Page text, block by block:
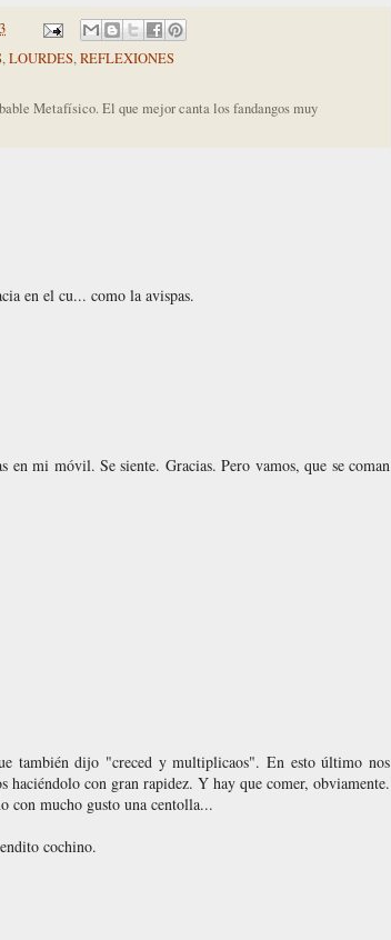
,LOURDES,REFLEXIONES
Metafísico. El que mejor canta los fandangos muy
en el cu... como la avispas.
en mi móvil. Se siente. Gracias. Pero vamos, que se coman
también dijo "creced y multiplicaos". En esto último nos
con gran rapidez. Y hay que comer, obviamente.
con mucho gusto una centolla...
cochino.